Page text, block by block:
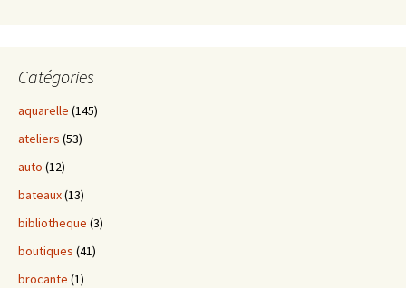
Catégories
aquarelle (145)
ateliers (53)
auto (12)
bateaux(13)
bibliotheque (3)
boutiques (41)
brocante (1)